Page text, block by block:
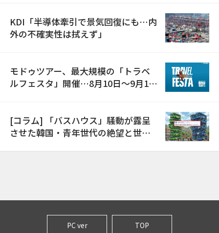
KDI「半導体牽引で景気回復にも…内
外の不確実性は拭えず」
モドゥツアー、最大規模の「トラベ
ルフェスタ」開催…8月10日～9月11
[コラム] 「バスハウス」騒動が露呈
させた韓国・青年世代の絶望と世代
PC ver TOP